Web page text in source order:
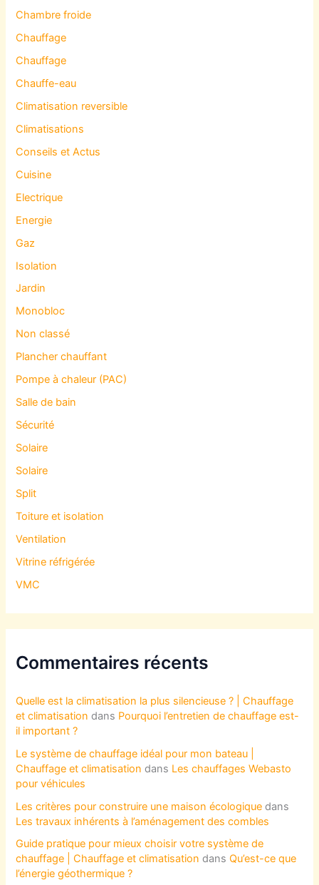
Chambre froide
Chauffage
Chauffage
Chauffe-eau
Climatisation reversible
Climatisations
Conseils et Actus
Cuisine
Electrique
Energie
Gaz
Isolation
Jardin
Monobloc
Non classé
Plancher chauffant
Pompe à chaleur (PAC)
Salle de bain
Sécurité
Solaire
Solaire
Split
Toiture et isolation
Ventilation
Vitrine réfrigérée
VMC
Commentaires récents
Quelle est la climatisation la plus silencieuse ? | Chauffage
et climatisation dans Pourquoi l’entretien de chauffage est-
il important ?
Le système de chauffage idéal pour mon bateau |
Chauffage et climatisation dans Les chauffages Webasto
pour véhicules
Les critères pour construire une maison écologique dans
Les travaux inhérents à l’aménagement des combles
Guide pratique pour mieux choisir votre système de
chauffage | Chauffage et climatisation dansQu’est-ce que
l’énergie géothermique ?